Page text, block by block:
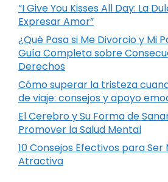
“I Give You Kisses All Day: La
Expresar Amor”
¿Qué Pasa si Me Divorcio y Mi
Guía Completa sobre
Derechos
Cómo superar la tristeza
de viaje: consejos y apoyo
El Cerebro y Su Forma de
Promover la Salud Mental
10 Consejos Efectivos para Ser
Atractiva